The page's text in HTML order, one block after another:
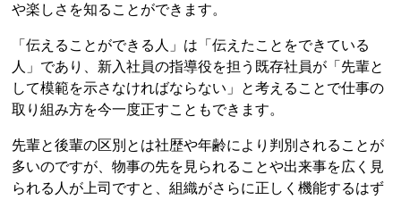
や楽しさを知ることができます。
「伝えることができる人」は「伝えたことをできている
人」であり、新入社員の指導役を担う既存社員が「先輩と
して模範を示さなければならない」と考えることで仕事の
取り組み方を今一度正すこともできます。
先輩と後輩の区別とは社歴や年齢により判別されることが
多いのですが、物事の先を見られることや出来事を広く見
られる人が上司ですと、組織がさらに正しく機能するはず